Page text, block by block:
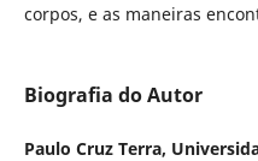
corpos, e as maneiras
Biografia do Autor
Paulo Cruz Terra,